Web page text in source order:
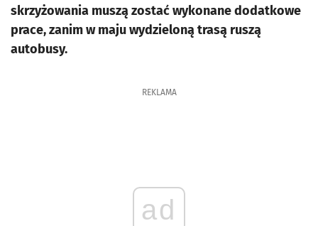
skrzyżowania muszą zostać wykonane dodatkowe
prace, zanim w maju wydzieloną trasą ruszą
autobusy.
REKLAMA
ad